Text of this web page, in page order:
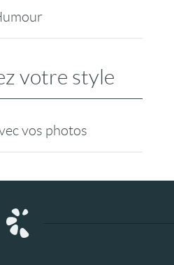
votre style
vos photos